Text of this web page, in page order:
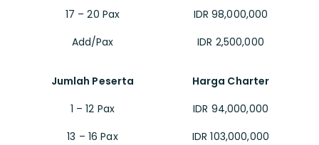
17 – 20 Pax
IDR 98,000,000
Add/Pax
IDR 2,500,000
Jumlah Peserta
Harga Charter
1 – 12 Pax
IDR 94,000,000
13 – 16 Pax
IDR 103,000,000